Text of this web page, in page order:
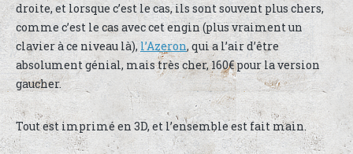
droite, et lorsque c’est le cas, ils sont souvent plus chers,
comme c’est le cas avec cet engin (plus vraiment un
clavier à ce niveau là),l’Azeron, qui a l’air d’être
absolument génial, mais très cher, 160€ pour la version
gaucher.
Tout est imprimé en 3D, et l’ensemble est fait main.